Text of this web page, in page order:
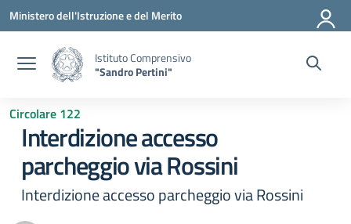
Vai ai contenuti
Vai al menu di navigazione
Vai al footer
Ministero dell'Istruzione e del Merito
Istituto Comprensivo
"Sandro Pertini"
Circolare 122
Interdizione accesso
parcheggio via Rossini
Interdizione accesso parcheggio via Rossini